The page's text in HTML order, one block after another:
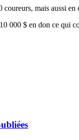
mais aussi
000 $ en don ce qui